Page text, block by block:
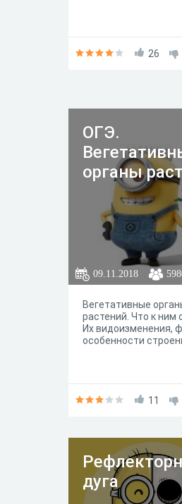
26
ОГЭ.
органы
09.11.2018
Вегетативные
растений. Что к ним
Их видоизменения,
особенности
11
дуга